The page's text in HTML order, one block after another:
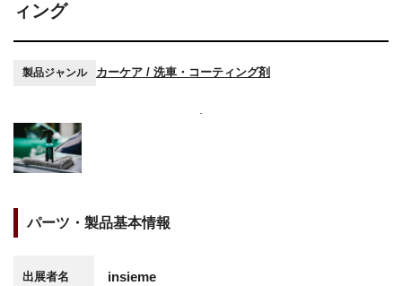
ィング
製品ジャンル カーケア / 洗車・コーティング剤
パーツ・製品基本情報
出展者名 insieme